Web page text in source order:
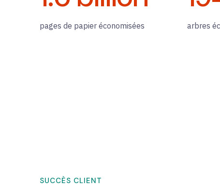
pages de papier économisées arbres
SUCCÈS CLIENT